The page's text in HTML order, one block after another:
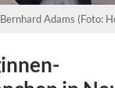
Adams (Foto: